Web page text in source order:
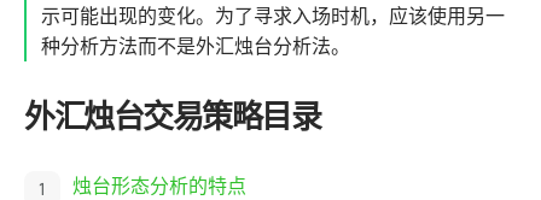
示可能出现的变化。为了寻求入场时机，应该使用另一
种分析方法而不是外汇烛台分析法。
外汇烛台交易策略目录
烛台形态分析的特点